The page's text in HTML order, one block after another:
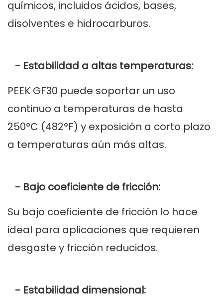
químicos, incluidos ácidos, bases,
disolventes e hidrocarburos.
- Estabilidad a altas temperaturas:
PEEK GF30 puede soportar un uso
continuo a temperaturas de hasta
250°C (482°F) y exposición a corto plazo
a temperaturas aún más altas.
- Bajo coeficiente de fricción:
Su bajo coeficiente de fricción lo hace
ideal para aplicaciones que requieren
desgaste y fricción reducidos.
- Estabilidad dimensional: